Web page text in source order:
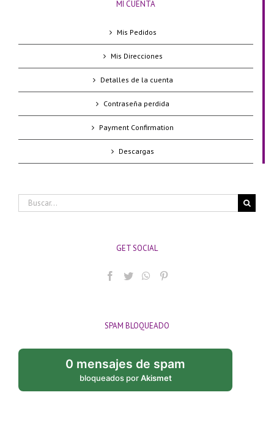
MI CUENTA
Mis Pedidos
Mis Direcciones
Detalles de la cuenta
Contraseña perdida
Payment Confirmation
Descargas
Buscar:
GET SOCIAL
SPAM BLOQUEADO
0 mensajes de spam
bloqueados porAkismet